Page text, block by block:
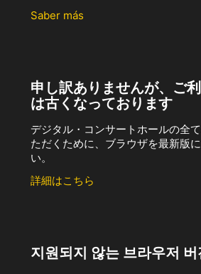
Saber más
申し訳ありませんが、ご
は古くなっております
デジタル・コンサートホールの全
ただくために、ブラウザを最新版
い。
詳細はこちら
지원되지 않는 브라우저